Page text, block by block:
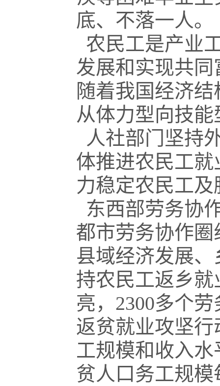
底、不落一人。
农民工是产业
发展和实现共同
随着我国经济
从体力型向技
人社部门坚持
体推进农民工
力稳定农民工
东西部劳务协
都市劳务协作
县域经济发展
持农民工返乡就
亮，2300多个
返贫就业攻坚
工规模和收入
贫人口务工规